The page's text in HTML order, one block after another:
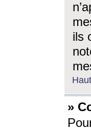
ils
Haut
»